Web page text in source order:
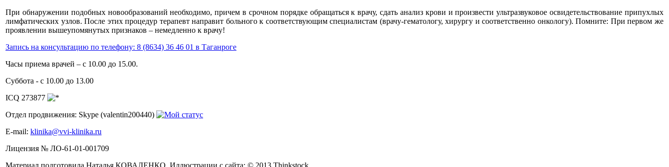
При обнаружении подобных новообразований необходимо, причем в срочном порядке обращаться к врачу, сдать анализ крови и произвести ультразвуковое освидетельствование припухлых
лимфатических узлов. После этих процедур терапевт направит больного к соответствующим специалистам (врачу-гематологу, хирургу и соответственно онкологу). Помните: При первом же
проявлении вышеупомянутых признаков – немедленно к врачу!
Запись на консультацию по телефону: 8 (8634) 36 46 01 в Таганроге
Часы приема врачей – с 10.00 до 15.00.
Суббота - с 10.00 до 13.00
ICQ 273877
Отдел продвижения: Skype (valentin200440)
Е-mail: klinika@vvi-klinika.ru
Лицензия № ЛО-61-01-001709
Материал подготовила Наталья КОВАЛЕНКО. Иллюстрации с сайта: © 2013 Thinkstock.